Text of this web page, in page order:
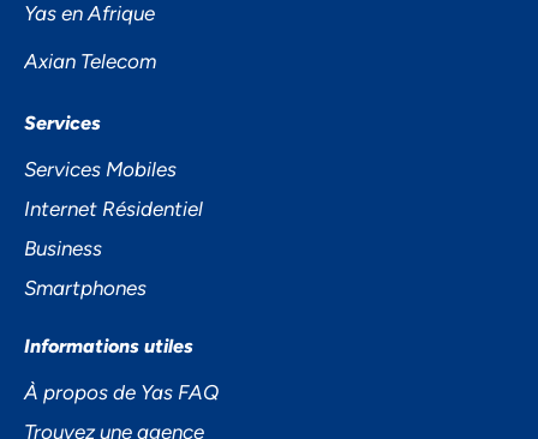
Yas en Afrique
Axian Telecom
Services
Services Mobiles
Internet Résidentiel
Business
Smartphones
Informations utiles
À propos de Yas FAQ
Trouvez une agence
NOUS ACCORDONS DE
L'IMPORTANCE À VOTRE VIE
PRIVÉE